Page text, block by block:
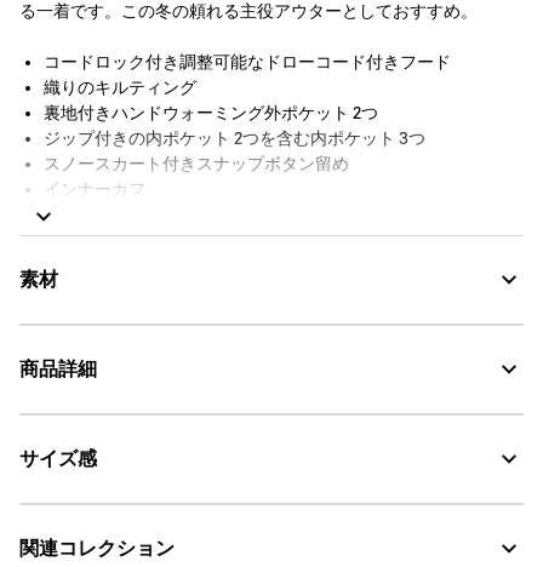
る一着です。この冬の頼れる主役アウターとしておすすめ。
コードロック付き調整可能なドローコード付きフード
織りのキルティング
裏地付きハンドウォーミング外ポケット 2つ
ジップ付きの内ポケット 2つを含む内ポケット 3つ
スノースカート付きスナップボタン留め
インナーカフ
前面の両開き撥水ジップ
Aigle Expérience by Etudes Studio刺繍
裏地付き
AIGLE FOR TOMORROW（再生素材や環境に配慮した生産背景を
素材
AIGLE for tomorrow
商品詳細
・色：ミスティーブルー (002)
100% ポリエステル / 詰め物: 100% ポリエステル
サイズ感
ユニセックス
関連コレクション